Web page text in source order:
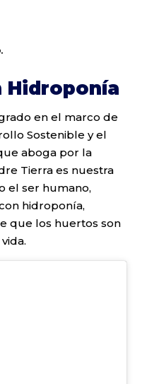
.
Hidroponía
en el marco de
Sostenible y el
aboga por la
Tierra es nuestra
el ser humano,
hidroponía,
que los huertos son